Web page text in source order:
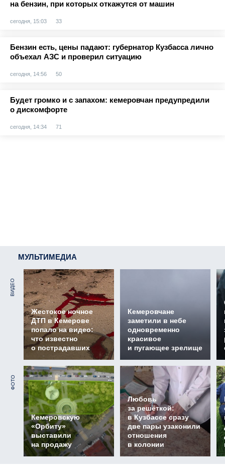
на бензин, при которых откажутся от машин
сегодня, 15:03 33
Бензин есть, цены падают: губернатор Кузбасса лично
объехал АЗС и проверил ситуацию
сегодня, 14:56 50
Будет громко и с запахом: кемеровчан предупредили
о дискомфорте
сегодня, 14:34 71
МУЛЬТИМЕДИА
ВИДЕО
Жестокое ночное
ДТП в Кемерове
попало на видео:
что известно
о пострадавших
Кемеровчане
заметили в небе
одновременно
красивое
и пугающее зрелище
ФОТО
Кемеровскую
«Орбиту»
выставили
на продажу
Любовь
за решёткой:
в Кузбассе сразу
две пары узаконили
отношения
в колонии